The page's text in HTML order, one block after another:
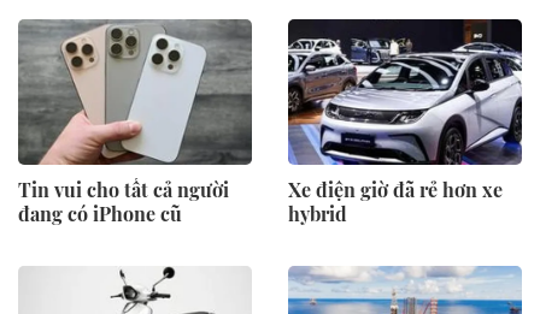
khai của chủ kho hé lộ
điều gì?
Tin vui cho tất cả người
đang có iPhone cũ
Xe điện giờ đã rẻ hơn xe
hybrid